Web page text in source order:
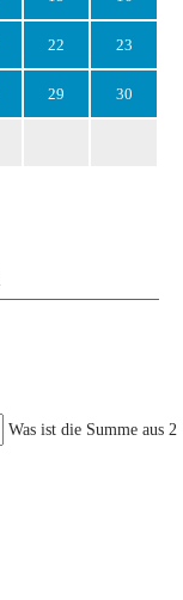
22 23
29 30
Was ist die Summe aus 2